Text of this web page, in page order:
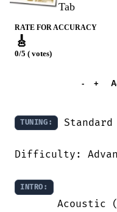
Tab
RATE FOR ACCURACY
🎸
0/5 ( votes)
- +
TUNING: Standard
Difficulty:
INTRO: